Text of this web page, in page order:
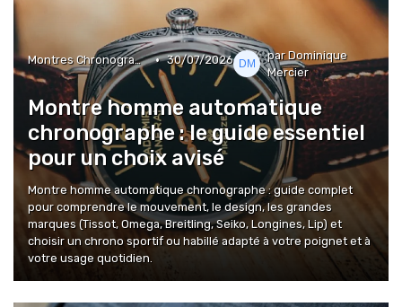
Montres Chronographes • 30/07/2026
par Dominique
Mercier
Montre homme automatique
chronographe : le guide essentiel
pour un choix avisé
Montre homme automatique chronographe : guide complet
pour comprendre le mouvement, le design, les grandes
marques (Tissot, Omega, Breitling, Seiko, Longines, Lip) et
choisir un chrono sportif ou habillé adapté à votre poignet et à
votre usage quotidien.